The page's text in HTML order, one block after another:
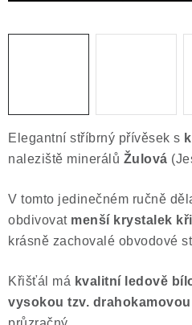
Výkup minerálů a drahých
Formulář pro odstoupení od
Poučení o právu na odstoupení
Elegantní stříbrný přívěsek s
naleziště minerálů Žulová
V tomto jedinečném ručně
obdivovat menší krystalek
krásně zachovalé obvodové
Křišťál má kvalitní ledově
vysokou tzv.